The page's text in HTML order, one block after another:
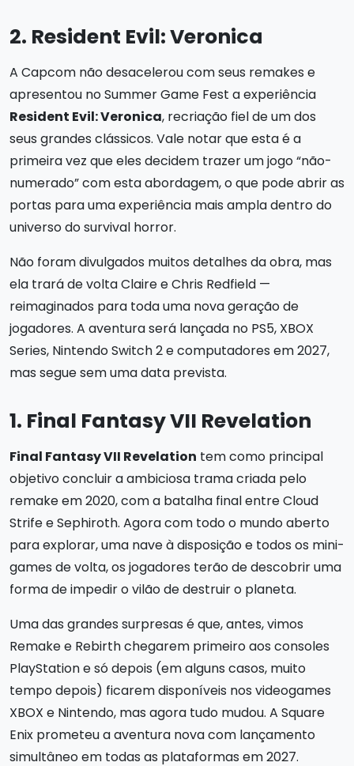
2. Resident Evil: Veronica
A Capcom não desacelerou com seus remakes e
apresentou no Summer Game Fest a experiência
Resident Evil: Veronica, recriação fiel de um dos
seus grandes clássicos. Vale notar que esta é a
primeira vez que eles decidem trazer um jogo “não-
numerado” com esta abordagem, o que pode abrir as
portas para uma experiência mais ampla dentro do
universo do survival horror.
Não foram divulgados muitos detalhes da obra, mas
ela trará de volta Claire e Chris Redfield —
reimaginados para toda uma nova geração de
jogadores. A aventura será lançada no PS5, XBOX
Series, Nintendo Switch 2 e computadores em 2027,
mas segue sem uma data prevista.
1. Final Fantasy VII Revelation
Final Fantasy VII Revelation tem como principal
objetivo concluir a ambiciosa trama criada pelo
remake em 2020, com a batalha final entre Cloud
Strife e Sephiroth. Agora com todo o mundo aberto
para explorar, uma nave à disposição e todos os mini-
games de volta, os jogadores terão de descobrir uma
forma de impedir o vilão de destruir o planeta.
Uma das grandes surpresas é que, antes, vimos
Remake e Rebirth chegarem primeiro aos consoles
PlayStation e só depois (em alguns casos, muito
tempo depois) ficarem disponíveis nos videogames
XBOX e Nintendo, mas agora tudo mudou. A Square
Enix prometeu a aventura nova com lançamento
simultâneo em todas as plataformas em 2027.